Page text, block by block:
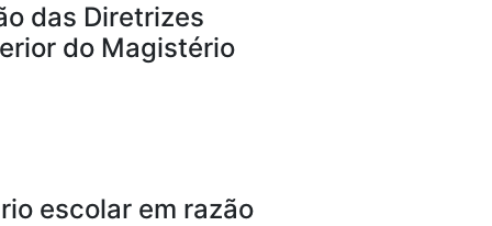
das Diretrizes
do Magistério
escolar em razão